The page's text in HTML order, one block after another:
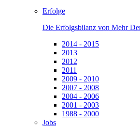
Erfolge
Die Erfolgsbilanz von Mehr
2014 - 2015
2013
2012
2011
2009 - 2010
2007 - 2008
2004 - 2006
2001 - 2003
1988 - 2000
Jobs